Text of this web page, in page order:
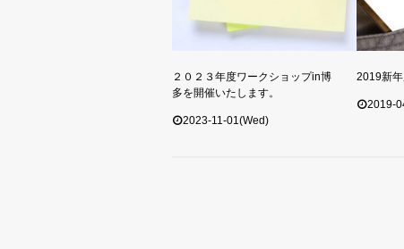
２０２３年度ワークショップin博
多を開催いたします。
2023-11-01(Wed)
2019新
2019-